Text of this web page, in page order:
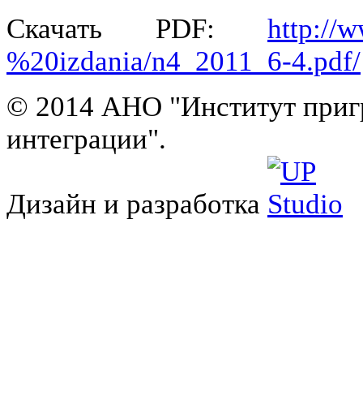
Скачать PDF: http://
%20izdania/n4_2011_6-4.pdf/
© 2014 АНО "Институт
интеграции".
Дизайн и разработка